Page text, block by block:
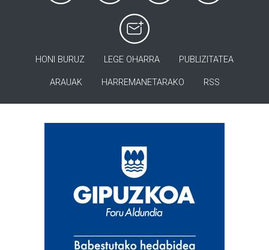
HONI BURUZ LEGE OHARRA PUBLIZITATEA
ARAUAK HARREMANETARAKO RSS